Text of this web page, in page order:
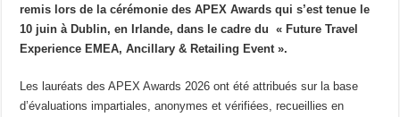
remis lors de la cérémonie des APEX Awards qui s’est tenue le
10 juin à Dublin, en Irlande, dans le cadre du « Future Travel
Experience EMEA, Ancillary & Retailing Event ».
Les lauréats des APEX Awards 2026 ont été attribués sur la base
d’évaluations impartiales, anonymes et vérifiées, recueillies en